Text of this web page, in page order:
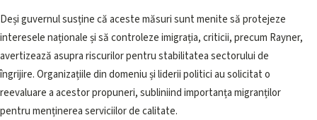
Deși guvernul susține că aceste măsuri sunt menite să protejeze
interesele naționale și să controleze imigrația, criticii, precum Rayner,
avertizează asupra riscurilor pentru stabilitatea sectorului de
îngrijire. Organizațiile din domeniu și liderii politici au solicitat o
reevaluare a acestor propuneri, subliniind importanța migranților
pentru menținerea serviciilor de calitate.